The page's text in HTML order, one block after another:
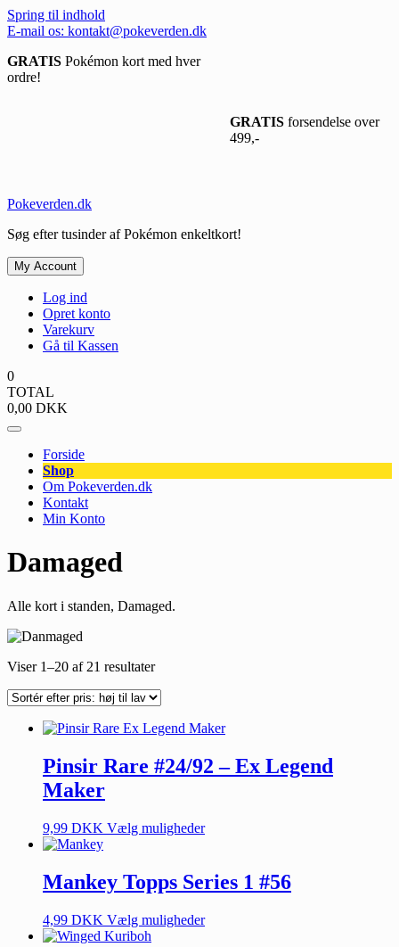
Spring til indhold
E-mail os: kontakt@pokeverden.dk
GRATIS Pokémon kort med hver
ordre!
GRATIS forsendelse over
499,-
Pokeverden.dk
Søg efter tusinder af Pokémon enkeltkort!
My Account
Log ind
Opret konto
Varekurv
Gå til Kassen
0
TOTAL
0,00 DKK
Forside
Shop
Om Pokeverden.dk
Kontakt
Min Konto
Damaged
Alle kort i standen, Damaged.
Viser 1–20 af 21 resultater
Pinsir Rare #24/92 – Ex Legend
Maker
9,99 DKK Vælg muligheder
Mankey Topps Series 1 #56
4,99 DKK Vælg muligheder